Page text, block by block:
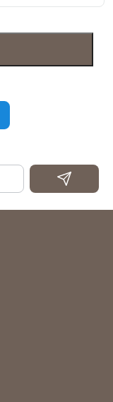
#หาเช่าคอนโด #หา
#เดอะไลน์
#BTSห้าแยก